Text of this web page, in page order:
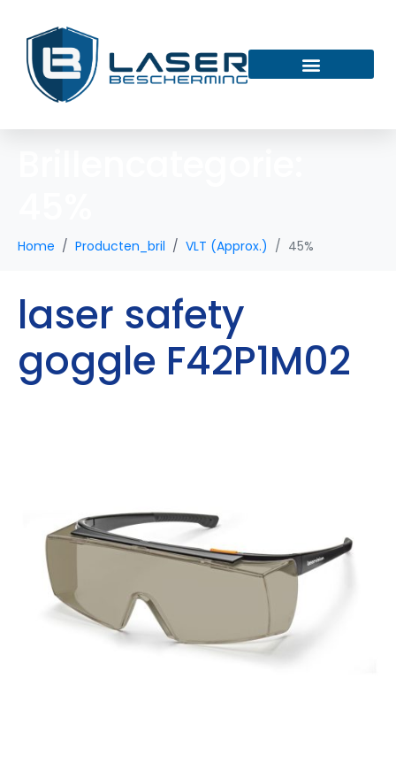
Home Producten_bril VLT (Approx.) 45%
laser safety
goggle F42P1M02